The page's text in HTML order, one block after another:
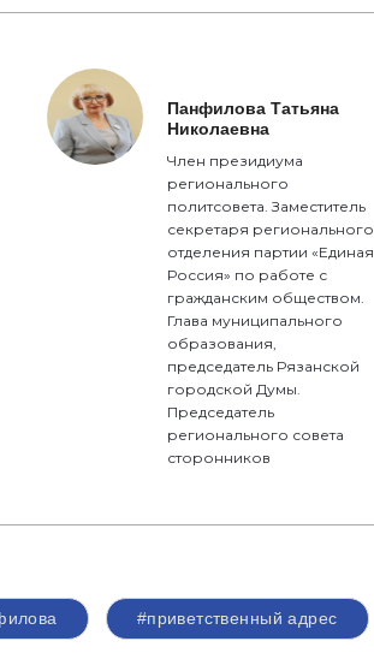
Панфилова Татьяна
Николаевна
Член президиума
регионального
политсовета. Заместитель
секретаря регионального
отделения партии «Единая
Россия» по работе с
гражданским обществом.
Глава муниципального
образования,
председатель Рязанской
городской Думы.
Председатель
регионального совета
сторонников
#приветственный адрес